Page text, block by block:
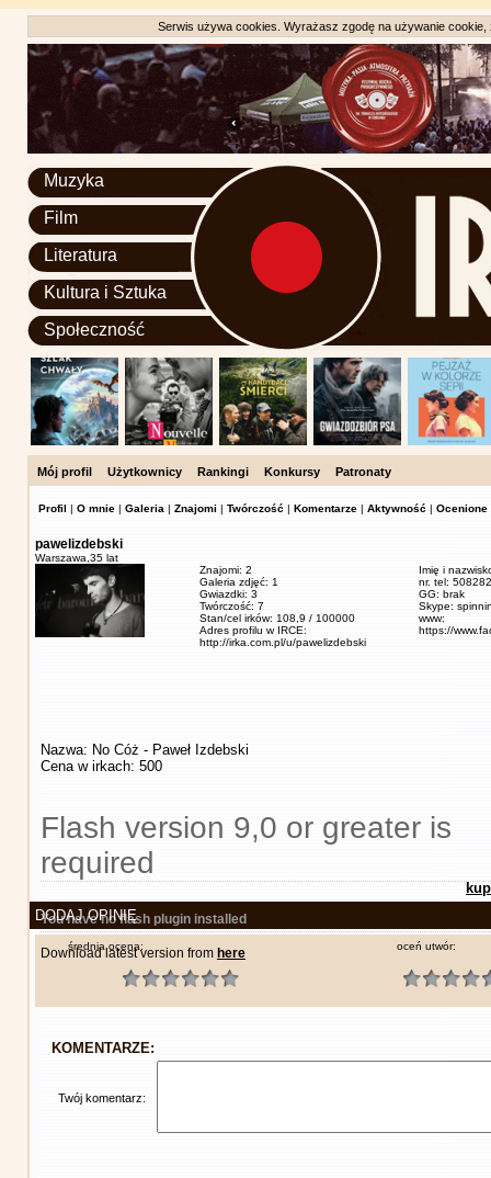
Serwis używa cookies. Wyrażasz zgodę na używanie
Muzyka
Film
Literatura
Kultura i Sztuka
Społeczność
Mój profil Użytkownicy Rankingi Konkursy Patronaty
Profil | O mnie | Galeria | Znajomi | Twórczość | Komentarze | Aktywność | Ocenione
pawelizdebski
Warszawa, 35 lat
Znajomi: 2
Galeria zdjęć: 1
Gwiazdki: 3
Twórczość: 7
Stan/cel irków: 108,9 / 100000
Adres profilu w IRCE:
http://irka.com.pl/u/pawelizdebski
Imię i
nr. tel:
GG: brak
Skype:
www:
https://
Nazwa: No Cóż - Paweł Izdebski
Cena w irkach: 500
Flash version 9,0 or greater is
required
You have no flash plugin installed
Download latest version from here
DODAJ OPINIĘ
średnia ocena: oceń utwór:
KOMENTARZE:
Twój komentarz: